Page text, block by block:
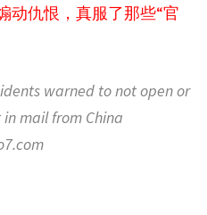
动仇恨，真服了那些“官
warned to not open or
mail from China